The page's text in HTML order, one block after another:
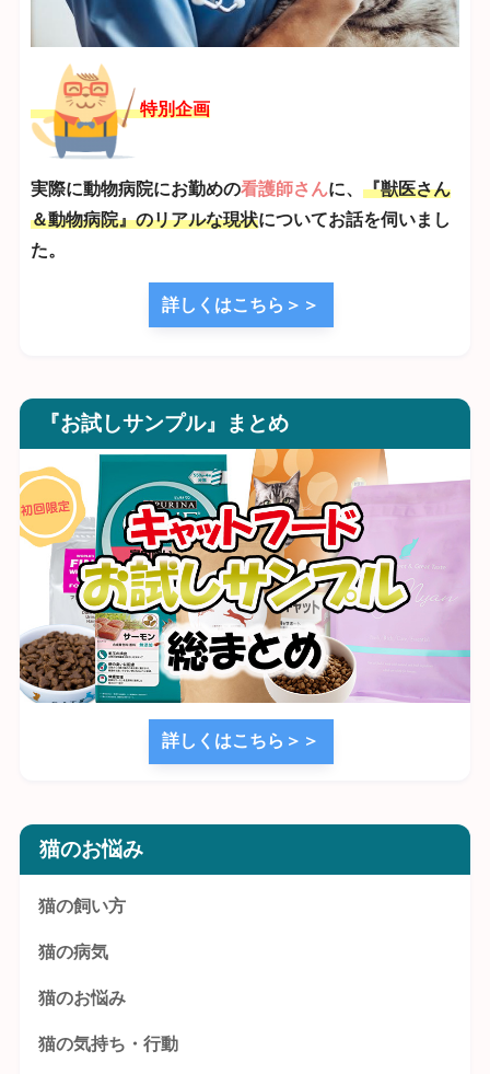
特別企画
実際に動物病院にお勤めの看護師さんに、 『獣医さん
＆動物病院』のリアルな現状についてお話を伺いまし
た。
詳しくはこちら＞＞
『お試しサンプル』まとめ
詳しくはこちら＞＞
猫のお悩み
猫の飼い方
猫の病気
猫のお悩み
猫の気持ち・行動